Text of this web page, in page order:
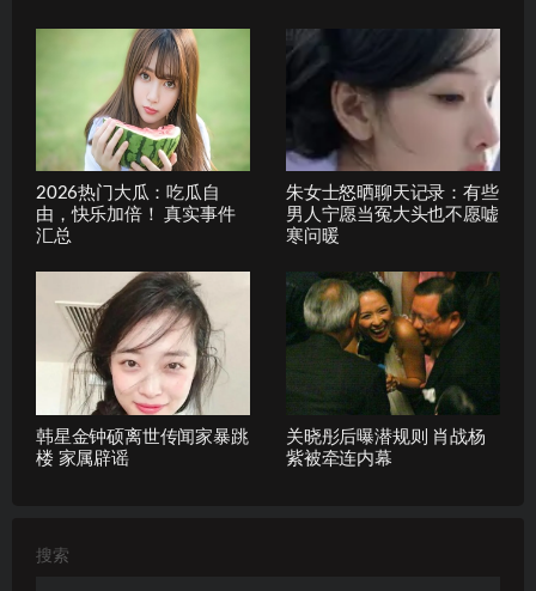
2026热门大瓜：吃瓜自
由，快乐加倍！ 真实事件
汇总
朱女士怒晒聊天记录：有些
男人宁愿当冤大头也不愿嘘
寒问暖
韩星金钟硕离世传闻家暴跳
楼 家属辟谣
关晓彤后曝潜规则 肖战杨
紫被牵连内幕
搜索